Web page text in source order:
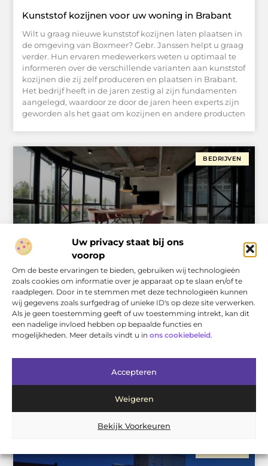
Uw privacy staat bij ons
voorop
Om de beste ervaringen te bieden, gebruiken wij technologieën
zoals cookies om informatie over je apparaat op te slaan en/of te
raadplegen. Door in te stemmen met deze technologieën kunnen
wij gegevens zoals surfgedrag of unieke ID's op deze site verwerken.
Als je geen toestemming geeft of uw toestemming intrekt, kan dit
een nadelige invloed hebben op bepaalde functies en
mogelijkheden. Meer details vindt u in ons cookiebeleid.
Accepteren
Weigeren
Bekijk Voorkeuren
Kunststof kozijnen voor uw woning in Brabant
Wilt u graag nieuwe kunststof kozijnen laten plaatsen in
de omgeving van Boxmeer? Gebr. Janssen helpt u graag
verder. Hun ervaren medewerkers weten u optimaal te
informeren over de verschillende varianten aan kunststof
kozijnen die zij zelf produceren en plaatsen in Brabant.
Het bedrijf heeft in de jaren zestig al zijn fundamenten
aangelegd, waardoor ze door de jaren heen experts zijn
geworden als het gaat om kozijnen en andere producten
BEDRIJVEN
Ledverlichting helpt bedrijven besparen
Wist u dat ledverlichting bijdraagt aan het besparen van
energie voor bedrijven? Vanaf 2023 zijn er voor grote
kantoorpanden verplichte energielabels
geïntroduceerd. Indien uw bedrijf niet voldoet aan het
gelokaliseerd is, niet meer als kantoorpand gebruikt
worden. Lux Systems is daar om te helpen om dit te
voorkomen en geeft daarom verlichtingsadvies aan
bedrijven in verschillende sectoren. Als lichtspecialist
produceren zijn met diverse